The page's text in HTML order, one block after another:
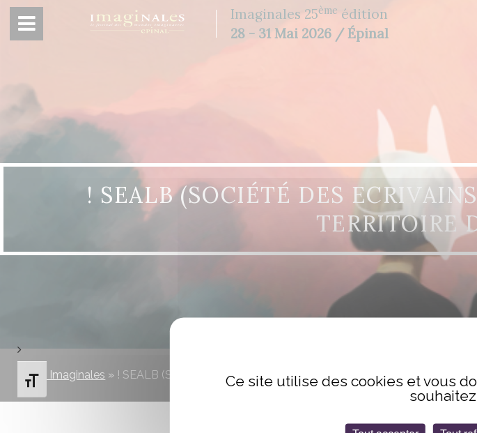
Changer la taille de la police
Imaginales 25ème édition
28 - 31 Mai 2026 / Épinal
! SEALB (SOCIÉTÉ DES
TERRITOIRE
Les Imaginales » ! SEALB (Société des Ecrivains d’Alsace, de Lorraine et du Territoire de
Panneau de gestion des cookies
Ce site utilise des cookies et vous